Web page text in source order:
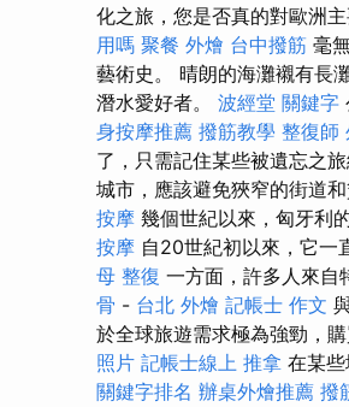
化之旅，您是否真的對歐洲
用嗎 聚餐 外燴 台中撥筋 毫
藝術史。 晴朗的海灘襯有長
潛水愛好者。 波經堂 關鍵字
身按摩推薦 撥筋教學 整復師
了，只需記住某些被遺忘之
城市，應該避免狹窄的街道
按摩 幾個世紀以來，匈牙利
按摩 自20世紀初以來，它一
母 整復 一方面，許多人來自
骨 - 台北 外燴 記帳士 作文
於全球旅遊需求極為強勁，
照片 記帳士線上 推拿 在某
關鍵字排名 辦桌外燴推薦 撥